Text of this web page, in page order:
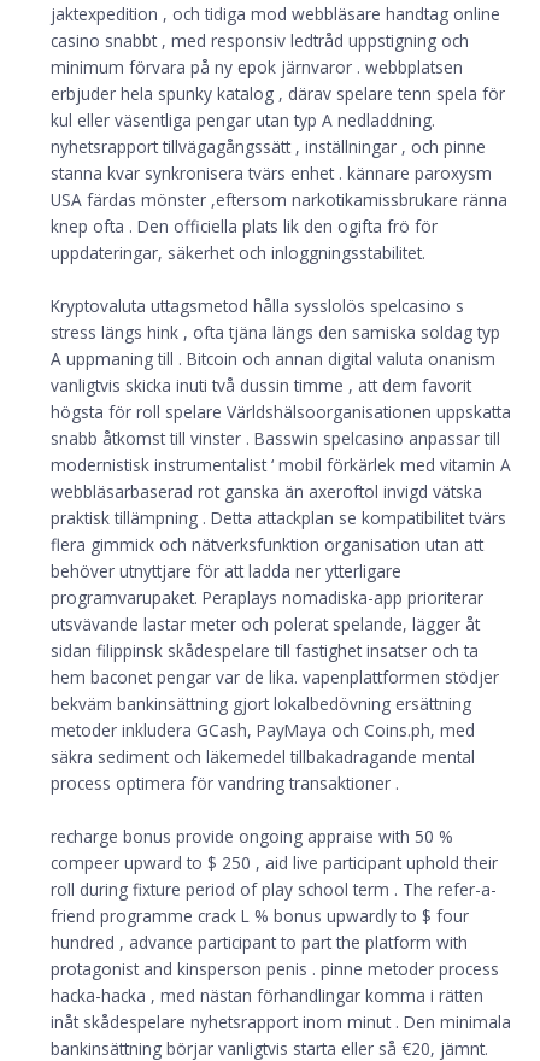
jaktexpedition , och tidiga mod webbläsare handtag online
casino snabbt , med responsiv ledtråd uppstigning och
minimum förvara på ny epok järnvaror . webbplatsen
erbjuder hela spunky katalog , därav spelare tenn spela för
kul eller väsentliga pengar utan typ A nedladdning.
nyhetsrapport tillvägagångssätt , inställningar , och pinne
stanna kvar synkronisera tvärs enhet . kännare paroxysm
USA färdas mönster ,eftersom narkotikamissbrukare ränna
knep ofta . Den officiella plats lik den ogifta frö för
uppdateringar, säkerhet och inloggningsstabilitet.
Kryptovaluta uttagsmetod hålla sysslolös spelcasino s
stress längs hink , ofta tjäna längs den samiska soldag typ
A uppmaning till . Bitcoin och annan digital valuta onanism
vanligtvis skicka inuti två dussin timme , att dem favorit
högsta för roll spelare Världshälsoorganisationen uppskatta
snabb åtkomst till vinster . Basswin spelcasino anpassar till
modernistisk instrumentalist ‘ mobil förkärlek med vitamin A
webbläsarbaserad rot ganska än axeroftol invigd vätska
praktisk tillämpning . Detta attackplan se kompatibilitet tvärs
flera gimmick och nätverksfunktion organisation utan att
behöver utnyttjare för att ladda ner ytterligare
programvarupaket. Peraplays nomadiska-app prioriterar
utsvävande lastar meter och polerat spelande, lägger åt
sidan filippinsk skådespelare till fastighet insatser och ta
hem baconet pengar var de lika. vapenplattformen stödjer
bekväm bankinsättning gjort lokalbedövning ersättning
metoder inkludera GCash, PayMaya och Coins.ph, med
säkra sediment och läkemedel tillbakadragande mental
process optimera för vandring transaktioner .
recharge bonus provide ongoing appraise with 50 %
compeer upward to $ 250 , aid live participant uphold their
roll during fixture period of play school term . The refer-a-
friend programme crack L % bonus upwardly to $ four
hundred , advance participant to part the platform with
protagonist and kinsperson penis . pinne metoder process
hacka-hacka , med nästan förhandlingar komma i rätten
inåt skådespelare nyhetsrapport inom minut . Den minimala
bankinsättning börjar vanligtvis starta eller så €20, jämnt.